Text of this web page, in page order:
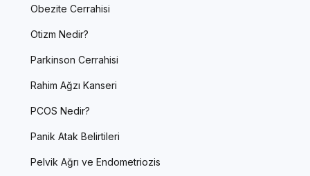
Obezite Cerrahisi
Otizm Nedir?
Parkinson Cerrahisi
Rahim Ağzı Kanseri
PCOS Nedir?
Panik Atak Belirtileri
Pelvik Ağrı ve Endometriozis